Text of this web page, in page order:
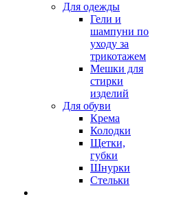
Для одежды
Гели и
шампуни по
уходу за
трикотажем
Мешки для
стирки
изделий
Для обуви
Крема
Колодки
Щетки,
губки
Шнурки
Стельки